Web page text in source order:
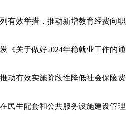
效举措，推动新增教育经费向
关于做好2024年稳就业工作的
有效实施阶段性降低社会保险
生配套和公共服务设施建设管